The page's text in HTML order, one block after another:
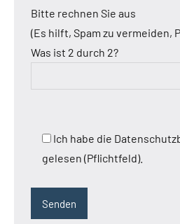
Bitte rechnen Sie aus
(Es hilft, Spam zu vermeiden,
Was ist 2 durch 2?
Ich habe die
gelesen (Pflichtfeld).